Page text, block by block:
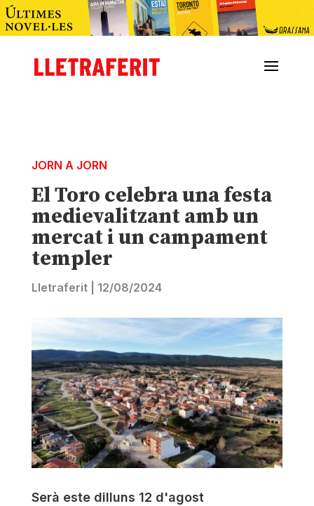
JORN A JORN
El Toro celebra una festa
medievalitzant amb un
mercat i un campament
templer
Lletraferit| 12/08/2024
Serà este dilluns 12 d'agost